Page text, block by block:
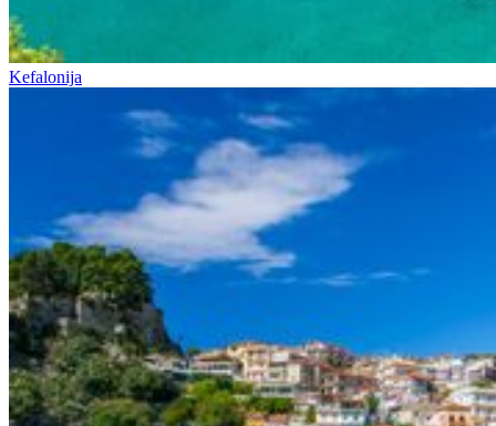
Kefalonija